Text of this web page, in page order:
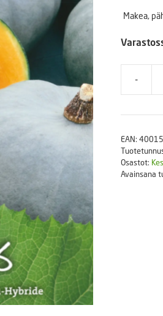
Makea,
-
Prince
määrä
EAN:
Osastot:
Avainsana